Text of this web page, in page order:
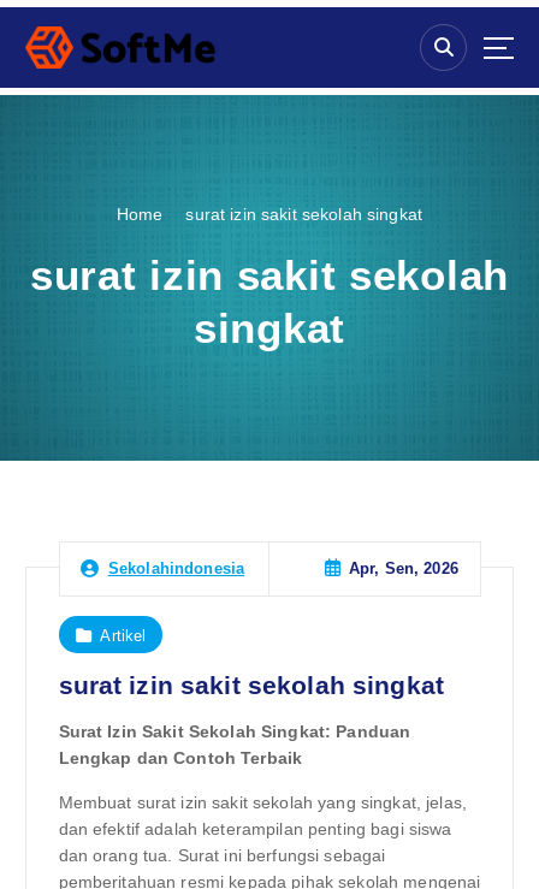
S
p
Home surat izin sakit sekolah singkat
surat izin sakit sekolah
singkat
Sekolahindonesia Apr, Sen, 2026
Artikel
surat izin sakit sekolah singkat
Surat Izin Sakit Sekolah Singkat: Panduan
Lengkap dan Contoh Terbaik
Membuat surat izin sakit sekolah yang singkat, jelas,
dan efektif adalah keterampilan penting bagi siswa
dan orang tua. Surat ini berfungsi sebagai
pemberitahuan resmi kepada pihak sekolah mengenai